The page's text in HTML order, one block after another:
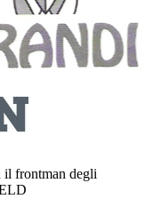
frontman degli